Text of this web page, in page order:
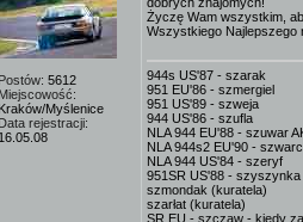
Postów: 5612
Miejscowość:
Kraków/Myślenice
Data rejestracji:
16.05.08
Życzę Wam wszystkim,
Wszystkiego Najlepszego
944s US'87 - szarak
951 EU'86 - szmergiel
951 US'89 - szweja
944 US'86 - szufla
NLA 944 EU'88 - szuwar
NLA 944s2 EU'90 - szwarc
NLA 944 US'84 - szeryf
951SR US'88 - szyszynka
szmondak (kuratela)
szarłat (kuratela)
SR EU - szczaw - kiedy